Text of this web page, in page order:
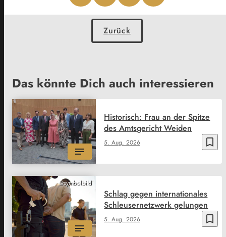
Zurück
Das könnte Dich auch interessieren
bookmark_border
5. Aug. 2026
Historisch: Frau an der Spitze
des Amtsgericht Weiden
@symbolbild
bookmark_border
5. Aug. 2026
Schlag gegen internationales
Schleusernetzwerk gelungen